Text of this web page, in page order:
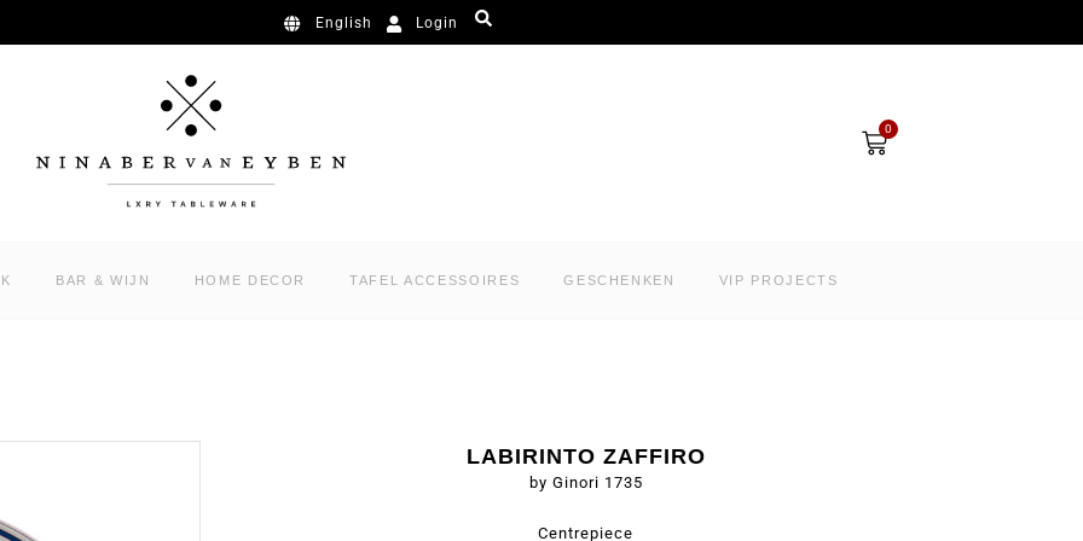
English Login
0
Winkelwagen
BAR & WIJN HOME DECOR TAFEL ACCESSOIRES GESCHENKEN VIP PROJECTS
LABIRINTO ZAFFIRO
by Ginori 1735
Centrepiece